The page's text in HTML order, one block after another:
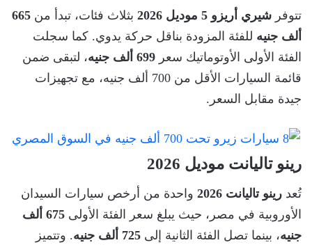
تتوفر شيري أريزو 5 موديل 2026 بثلاث فئات، تبدأ من 665
ألف جنيه للفئة المزودة بناقل حركة يدوي. كما سجلت
الفئة الأولى الأوتوماتيك سعر 699 ألف جنيه
، لتبقى ضمن
قائمة السيارات الأقل من 700 ألف جنيه، مع تجهيزات
جيدة مقابل السعر.
رينو تاليانت موديل 2026
تُعد رينو تاليانت 2026
واحدة من أرخص سيارات السيدان
الأوروبية في مصر، حيث يبلغ سعر الفئة الأولى
675 ألف
جنيه، بينما تصل الفئة الثانية إلى 725 ألف جنيه
. وتتميز